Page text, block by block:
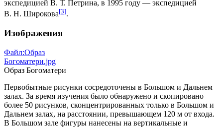
экспедицией В. Т. Петрина, в 1995 году — экспедицией
В. Н. Широкова[3].
Изображения
Файл:Образ
Богоматери.jpg
Образ Богоматери
Первобытные рисунки сосредоточены в Большом и Дальнем
залах. За время изучения было обнаружено и скопировано
более 50 рисунков, сконцентрированных только в Большом и
Дальнем залах, на расстоянии, превышающем 120 м от входа.
В Большом зале фигуры нанесены на вертикальные и